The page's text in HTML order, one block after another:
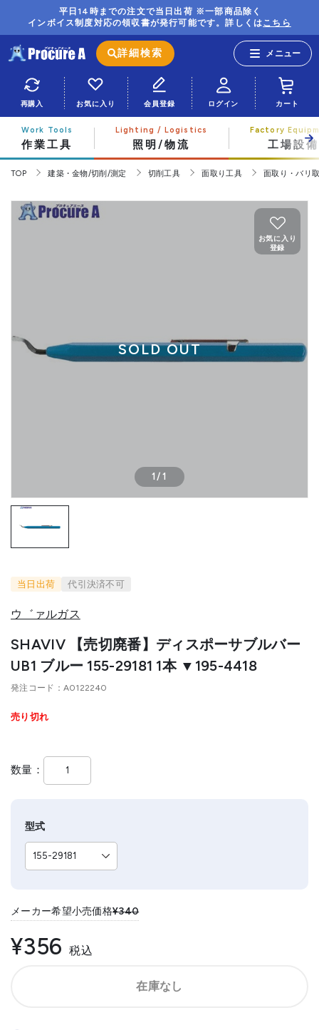
平日14時までの注文で当日出荷 ※一部商品除く
インボイス制度対応の領収書が発行可能です。詳しくはこちら
詳細検索
再購入 お気に入り 会員登録 ログイン カート
作業工具 照明/物流 工場設備
TOP 建築・金物/切削/測定 切削工具 面取り工具 面取り・バリ
SOLD OUT
1/ 1
お気に入り
登録
当日出荷 代引決済不可
ウ゛ァルガス
SHAVIV 【売切廃番】ディスポーサブルバー
UB1 ブルー 155-29181 1本 ▼195-4418
発注コード A0122240
売り切れ
数量
型式
メーカー希望小売価格¥340
¥356 税込
在庫なし